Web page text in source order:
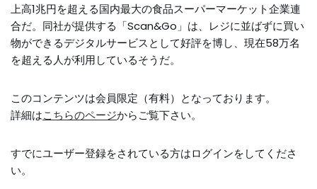
上高1兆円を超える国内最大の食品スーパーマーケット企業連
合だ。同社が提供する「Scan&Go」は、レジに並ばずに買い
物ができるデジタルサービスとして好評を博し、現在58万名
を超える人が利用しているそうだ。
このコンテンツは会員限定（有料）となっております。
詳細はこちらのページからご覧下さい。
すでにユーザー登録をされている方はログインをしてくださ
い。